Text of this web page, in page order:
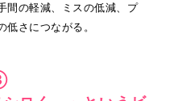
間の軽減、ミスの低減、プ
さにつながる。